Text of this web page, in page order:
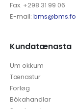
Fax. +298 31 99 06
E-mail: bms@bms.fo
Kundatænasta
Um okkum
Tænastur
Forløg
Bókahandlar